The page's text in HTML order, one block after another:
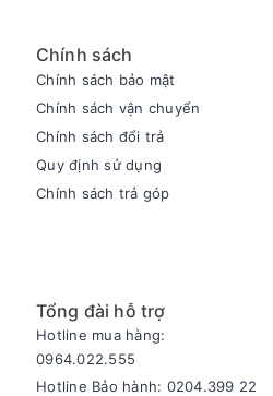
sử dụng hơi nước nhiệt độ cao
và giảm thiểu tác nhân gây dị
vận hành ở nhiệt độ thấp,
mềm mại mà không bị biến
Chính sách
Chính sách bảo mật
Chính sách vận chuyển
Chính sách đổi trả
Quy định sử dụng
Chính sách trả góp
Tổng đài hỗ trợ
Hotline mua hàng:
0964.022.555
Hotline Bảo hành: 0204.399 22